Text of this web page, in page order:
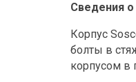
Сведения
Корпус
болты в
корпусом в